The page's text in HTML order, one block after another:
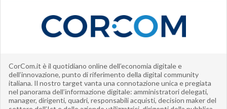
CorCom.it è il quotidiano online dell’economia digitale e
dell’innovazione, punto di riferimento della digital community
italiana. Il nostro target vanta una connotazione unica e pregiata
nel panorama dell’informazione digitale: amministratori delegati,
manager, dirigenti, quadri, responsabili acquisti, decision maker del